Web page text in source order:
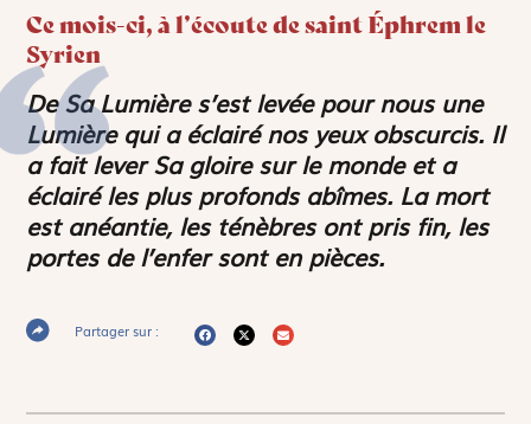
Ce mois-ci, à l’écoute de saint Éphrem le
Syrien
De Sa Lumière s’est levée pour nous une
Lumière qui a éclairé nos yeux obscurcis. Il
a fait lever Sa gloire sur le monde et a
éclairé les plus profonds abîmes. La mort
est anéantie, les ténèbres ont pris fin, les
portes de l’enfer sont en pièces.
Partager sur :